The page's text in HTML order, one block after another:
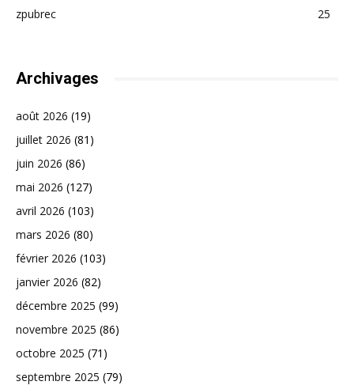
zpubrec
25
Archivages
août 2026 (19)
juillet 2026 (81)
juin 2026 (86)
mai 2026 (127)
avril 2026 (103)
mars 2026 (80)
février 2026 (103)
janvier 2026 (82)
décembre 2025 (99)
novembre 2025 (86)
octobre 2025 (71)
septembre 2025 (79)